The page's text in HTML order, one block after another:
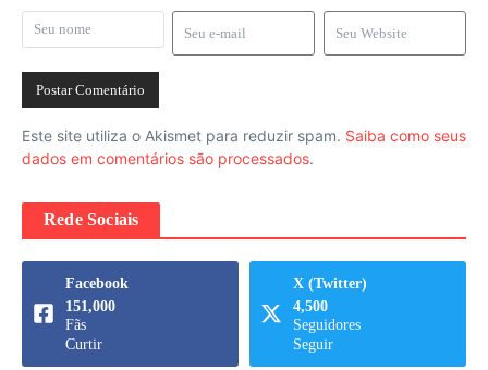
Este site utiliza o Akismet para reduzir spam. Saiba como seus
dados em comentários são processados.
Rede Sociais
Facebook
151,000
Fãs
Curtir
X (Twitter)
4,500
Seguidores
Seguir